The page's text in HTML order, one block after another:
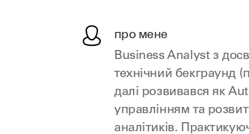
про мене
Business Analyst з
технічний бекграунд
далі розвивався як
управлінням та
аналітиків.